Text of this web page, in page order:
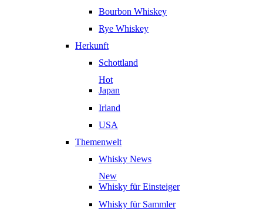
Bourbon Whiskey
Rye Whiskey
Herkunft
Schottland
Hot
Japan
Irland
USA
Themenwelt
Whisky News
New
Whisky für Einsteiger
Whisky für Sammler